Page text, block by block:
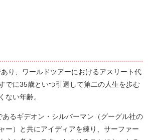
り、ワールドツアーにおけるアスリート代
でに35歳といつ引退して第二の人生を歩む
ない年齢。
あるギデオン・シルバーマン（グーグル社の
ー）と共にアイディアを練り、サーファー